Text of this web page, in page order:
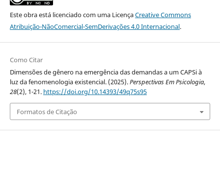
Este obra está licenciado com uma LicençaCreative Commons
Atribuição-NãoComercial-SemDerivações 4.0 Internacional.
Como Citar
Dimensões de gênero na emergência das demandas a um CAPSi à
luz da fenomenologia existencial. (2025).Perspectivas Em Psicologia,
28(2), 1-21. https://doi.org/10.14393/49q75s95
Formatos de Citação